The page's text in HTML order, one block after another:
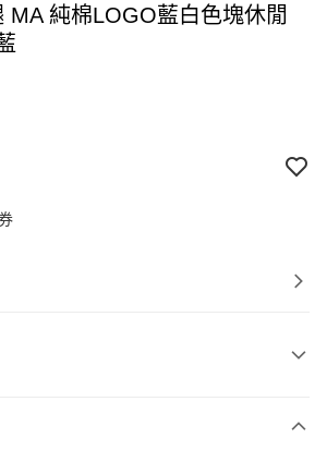
MA 純棉LOGO藍白色塊休閒